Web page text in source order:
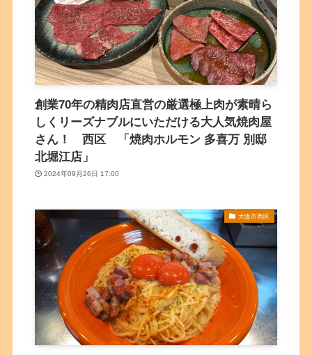
創業70年の精肉店直営の厳選極上肉が素晴ら
しくリーズナブルにいただける大人気焼肉屋
さん！ 西区 「焼肉ホルモン 多喜万 別邸
北堀江店」
2024年09月26日 17:00
大阪市西区